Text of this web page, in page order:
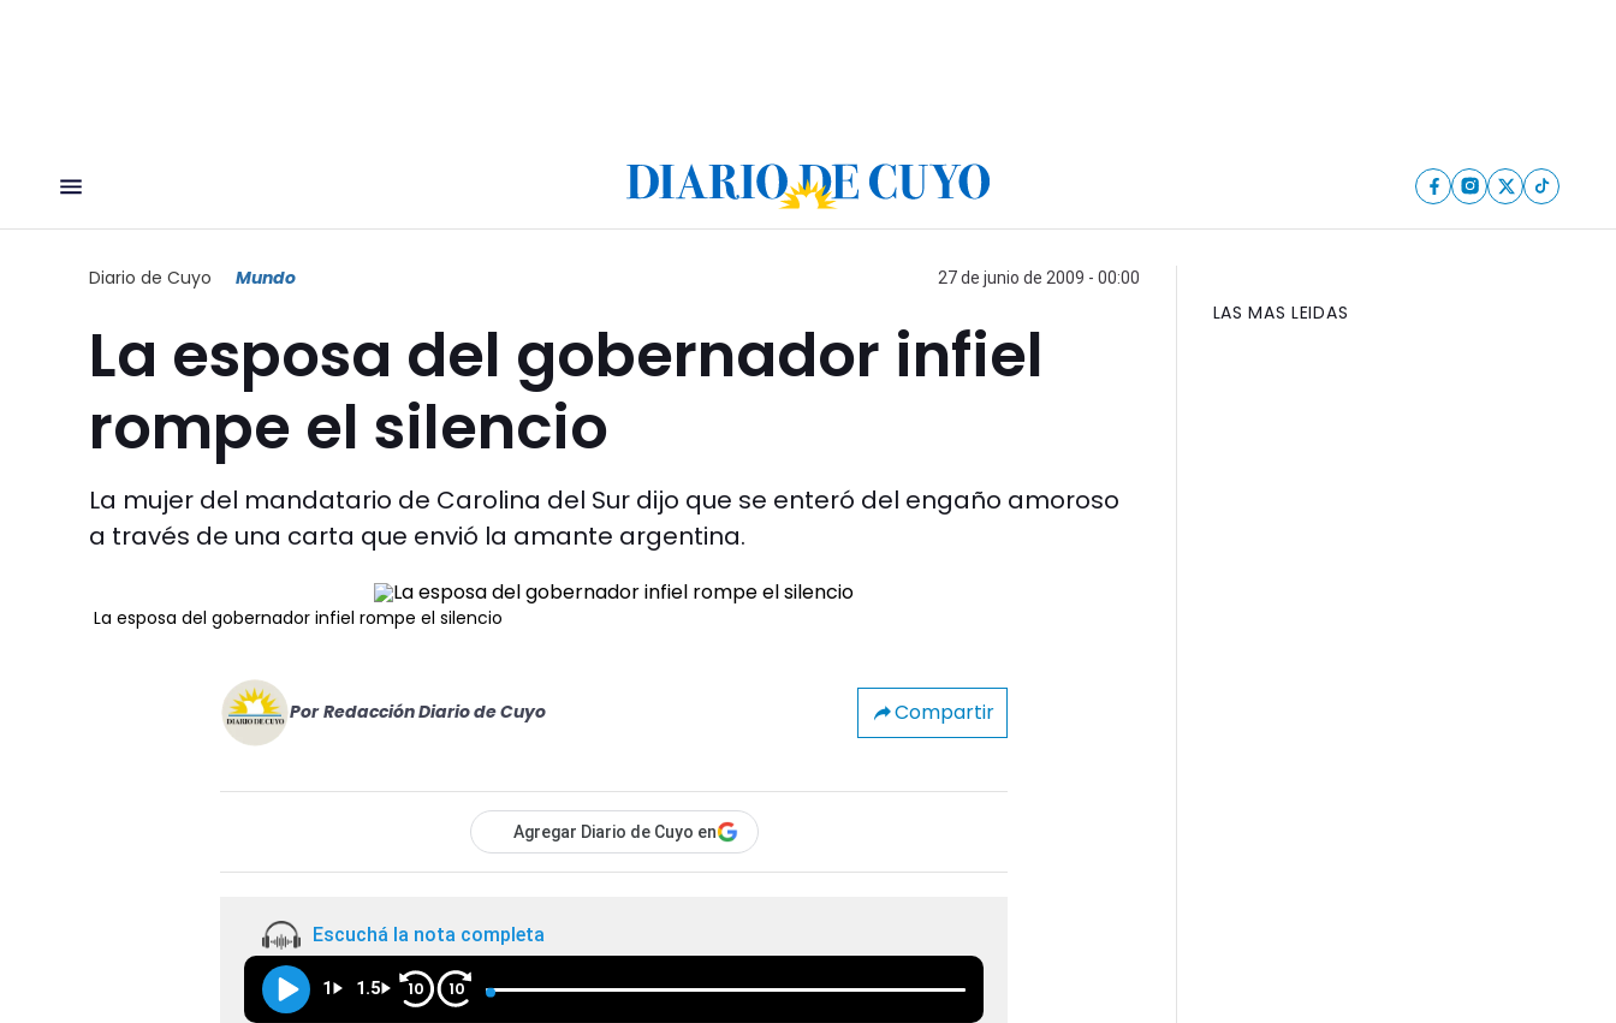
Diario de Cuyo Mundo 27 de junio de 2009 - 00:00
La esposa del gobernador infiel
rompe el silencio
La mujer del mandatario de Carolina del Sur dijo que se enteró del engaño amoroso
a través de una carta que envió la amante argentina.
La esposa del gobernador infiel rompe el silencio
Por Redacción Diario de Cuyo Compartir
Agregar Diario de Cuyo en
Escuchá la nota completa
1 1.5 10 10
LAS MAS LEIDAS